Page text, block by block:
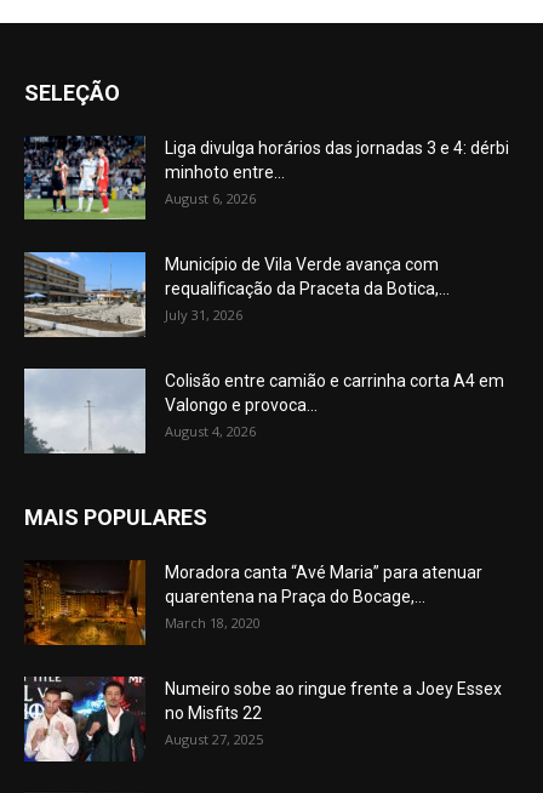
SELEÇÃO
Liga divulga horários das jornadas 3 e 4: dérbi
minhoto entre...
August 6, 2026
Município de Vila Verde avança com
requalificação da Praceta da Botica,...
July 31, 2026
Colisão entre camião e carrinha corta A4 em
Valongo e provoca...
August 4, 2026
MAIS POPULARES
Moradora canta “Avé Maria” para atenuar
quarentena na Praça do Bocage,...
March 18, 2020
Numeiro sobe ao ringue frente a Joey Essex
no Misfits 22
August 27, 2025